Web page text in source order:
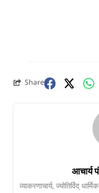
Share
आचार्य
व्याकरणाचार्य, ज्योतिर्विद्